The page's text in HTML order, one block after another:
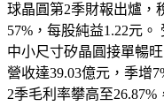
球晶圓第2季財報出爐，
57%，每股純益1.22元
中小尺寸矽晶圓接單暢
營收達39.03億元，季增
2季毛利率攀高至